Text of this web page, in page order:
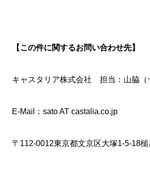
【この件に関するお問い合わせ先】
キャスタリア株式会社 担当：山脇（
E-Mail：sato AT castalia.co.jp
〒112-0012東京都文京区大塚1-5-18